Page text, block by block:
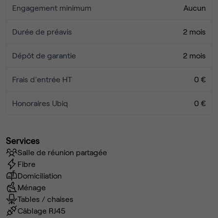
Engagement minimum Aucun
Durée de préavis 2 mois
Dépôt de garantie 2 mois
Frais d'entrée HT 0 €
Honoraires Ubiq 0 €
Services
Salle de réunion partagée
Fibre
Domiciliation
Ménage
Tables / chaises
Câblage RJ45